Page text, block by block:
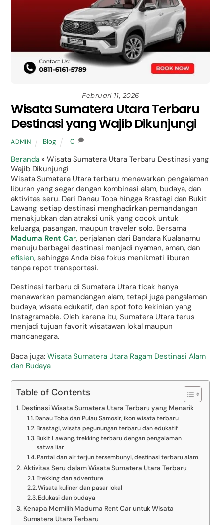
Februari 11, 2026
Wisata Sumatera Utara Terbaru
Destinasi yang Wajib Dikunjungi
ADMIN Blog 0
Beranda »Wisata Sumatera Utara Terbaru Destinasi yang
Wajib Dikunjungi
Wisata Sumatera Utara terbaru menawarkan pengalaman
liburan yang segar dengan kombinasi alam, budaya, dan
aktivitas seru. Dari Danau Toba hingga Brastagi dan Bukit
Lawang, setiap destinasi menghadirkan pemandangan
menakjubkan dan atraksi unik yang cocok untuk
keluarga, pasangan, maupun traveler solo. Bersama
Maduma Rent Car, perjalanan dari Bandara Kualanamu
menuju berbagai destinasi menjadi nyaman, aman, dan
efisien, sehingga Anda bisa fokus menikmati liburan
tanpa repot transportasi.
Destinasi terbaru di Sumatera Utara tidak hanya
menawarkan pemandangan alam, tetapi juga pengalaman
budaya, wisata edukatif, dan spot foto kekinian yang
Instagramable. Oleh karena itu, Sumatera Utara terus
menjadi tujuan favorit wisatawan lokal maupun
mancanegara.
Baca juga:Wisata Sumatera Utara Ragam Destinasi Alam
dan Budaya
Table of Contents
Destinasi Wisata Sumatera Utara Terbaru yang Menarik
Danau Toba dan Pulau Samosir, ikon wisata terbaru
Brastagi, wisata pegunungan terbaru dan edukatif
Bukit Lawang, trekking terbaru dengan pengalaman
satwa liar
Pantai dan air terjun tersembunyi, destinasi terbaru alam
Aktivitas Seru dalam Wisata Sumatera Utara Terbaru
Trekking dan adventure
Wisata kuliner dan pasar lokal
Edukasi dan budaya
Kenapa Memilih Maduma Rent Car untuk Wisata
Sumatera Utara Terbaru